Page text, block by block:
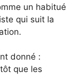
un habitué
qui suit la
donné :
que les